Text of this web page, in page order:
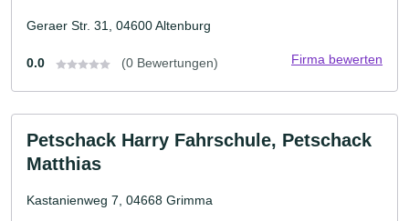
Geraer Str. 31, 04600 Altenburg
0.0 (0 Bewertungen) Firma bewerten
Petschack Harry Fahrschule, Petschack
Matthias
Kastanienweg 7, 04668 Grimma